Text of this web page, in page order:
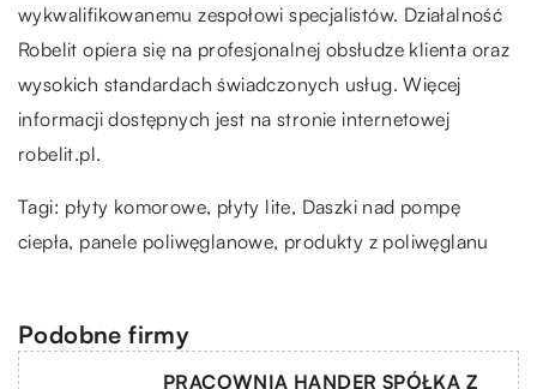
wykwalifikowanemu zespołowi specjalistów. Działalność
Robelit opiera się na profesjonalnej obsłudze klienta oraz
wysokich standardach świadczonych usług. Więcej
informacji dostępnych jest na stronie internetowej
robelit.pl.
Tagi: płyty komorowe, płyty lite, Daszki nad pompę
ciepła, panele poliwęglanowe, produkty z poliwęglanu
Podobne firmy
PRACOWNIA HANDER SPÓŁKA Z